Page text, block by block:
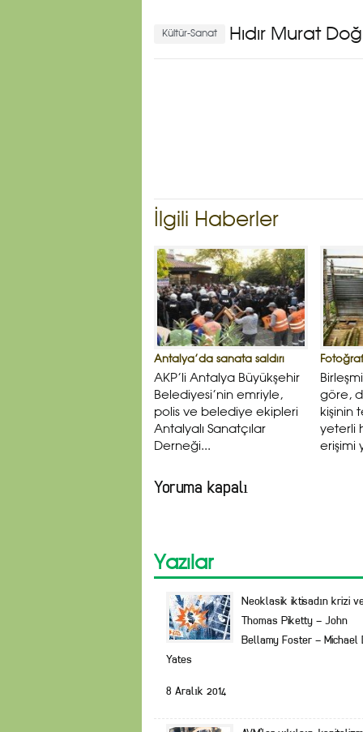
Hıdır Murat
Kültür-Sanat
İlgili Haberler
Antalya’da sanata saldırı
AKP’li Antalya Büyükşehir
Belediyesi’nin emriyle,
polis ve belediye ekipleri
Antalyalı Sanatçılar
Derneği...
göre,
kişinin
yeterli
erişimi
Yoruma kapalı
Yazılar
Neoklasik iktisadın krizi
Thomas Piketty – John
Bellamy Foster – Michael
Yates
8 Aralık 2014